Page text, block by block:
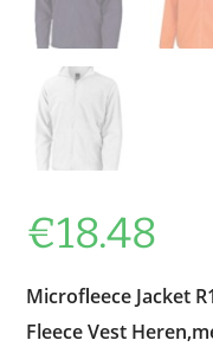
€18.48
Microfleece Jacket
Fleece Vest